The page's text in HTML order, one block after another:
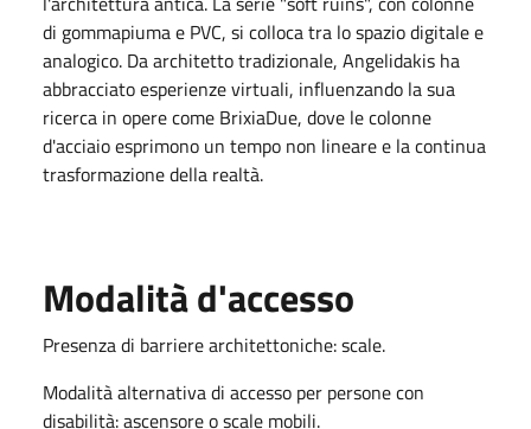
di gommapiuma e PVC, si colloca tra lo spazio digitale e
analogico. Da architetto tradizionale, Angelidakis ha
abbracciato esperienze virtuali, influenzando la sua
ricerca in opere come BrixiaDue, dove le colonne
d'acciaio esprimono un tempo non lineare e la continua
trasformazione della realtà.
Modalità d'accesso
Presenza di barriere architettoniche: scale.
Modalità alternativa di accesso per persone con
disabilità: ascensore o scale mobili.